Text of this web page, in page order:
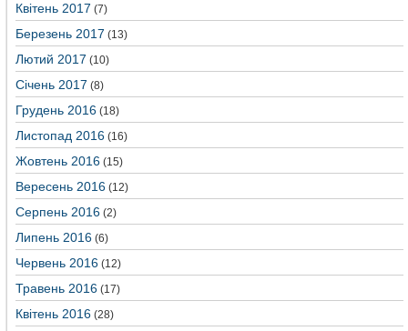
Квітень 2017 (7)
Березень 2017 (13)
Лютий 2017 (10)
Січень 2017 (8)
Грудень 2016 (18)
Листопад 2016 (16)
Жовтень 2016 (15)
Вересень 2016 (12)
Серпень 2016 (2)
Липень 2016 (6)
Червень 2016 (12)
Травень 2016 (17)
Квітень 2016 (28)